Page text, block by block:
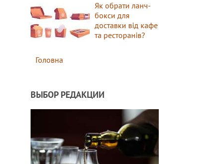
Як обрати ланч-
бокси для
доставки від кафе
та ресторанів?
Головна
ВЫБОР РЕДАКЦИИ